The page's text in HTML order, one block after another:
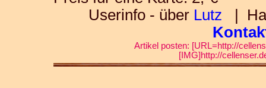
Userinfo - über Lutz |
Artikel posten: [URL=http://
[IMG]http://